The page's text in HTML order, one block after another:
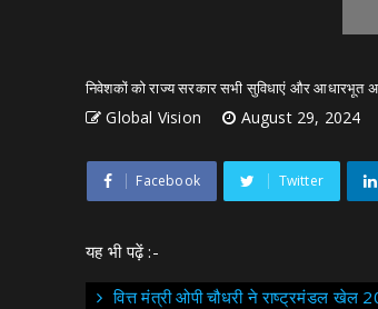
निवेशकों को राज्य सरकार सभी सुविधाएं और आधारभूत
Global Vision August 29, 2024
Facebook Twitter
यह भी पढ़ें :-
वित्त मंत्री ओपी चौधरी ने राष्ट्रमंडल